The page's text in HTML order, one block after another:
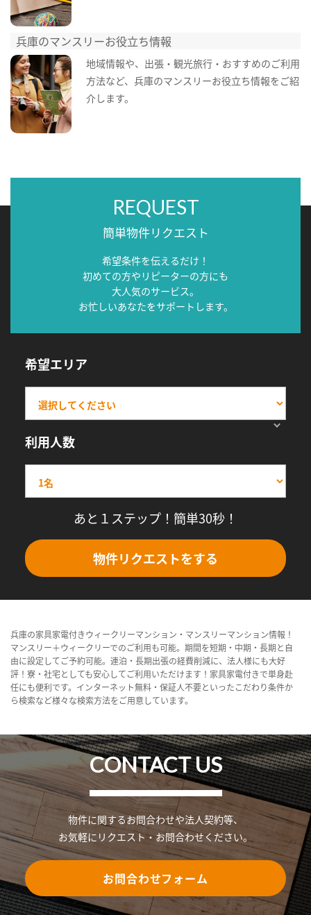
兵庫のマンスリーお役立ち情報
地域情報や、出張・観光旅行・おすすめのご利用
方法など、兵庫のマンスリーお役立ち情報をご紹
介します。
REQUEST
簡単物件リクエスト
希望条件を伝えるだけ！
初めての方やリピーターの方にも
大人気のサービス。
お忙しいあなたをサポートします。
希望エリア
利用人数
あと１ステップ！簡単30秒！
物件リクエストをする
兵庫の家具家電付きウィークリーマンション・マンスリーマンション情報！
マンスリー＋ウィークリーでのご利用も可能。期間を短期・中期・長期と自
由に設定してご予約可能。連泊・長期出張の経費削減に、法人様にも大好
評！寮・社宅としても安心してご利用いただけます！家具家電付きで単身赴
任にも便利です。インターネット無料・保証人不要といったこだわり条件か
ら検索など様々な検索方法をご用意しています。
CONTACT US
物件に関するお問合わせや法人契約等、
お気軽にリクエスト・お問合わせください。
お問合わせフォーム